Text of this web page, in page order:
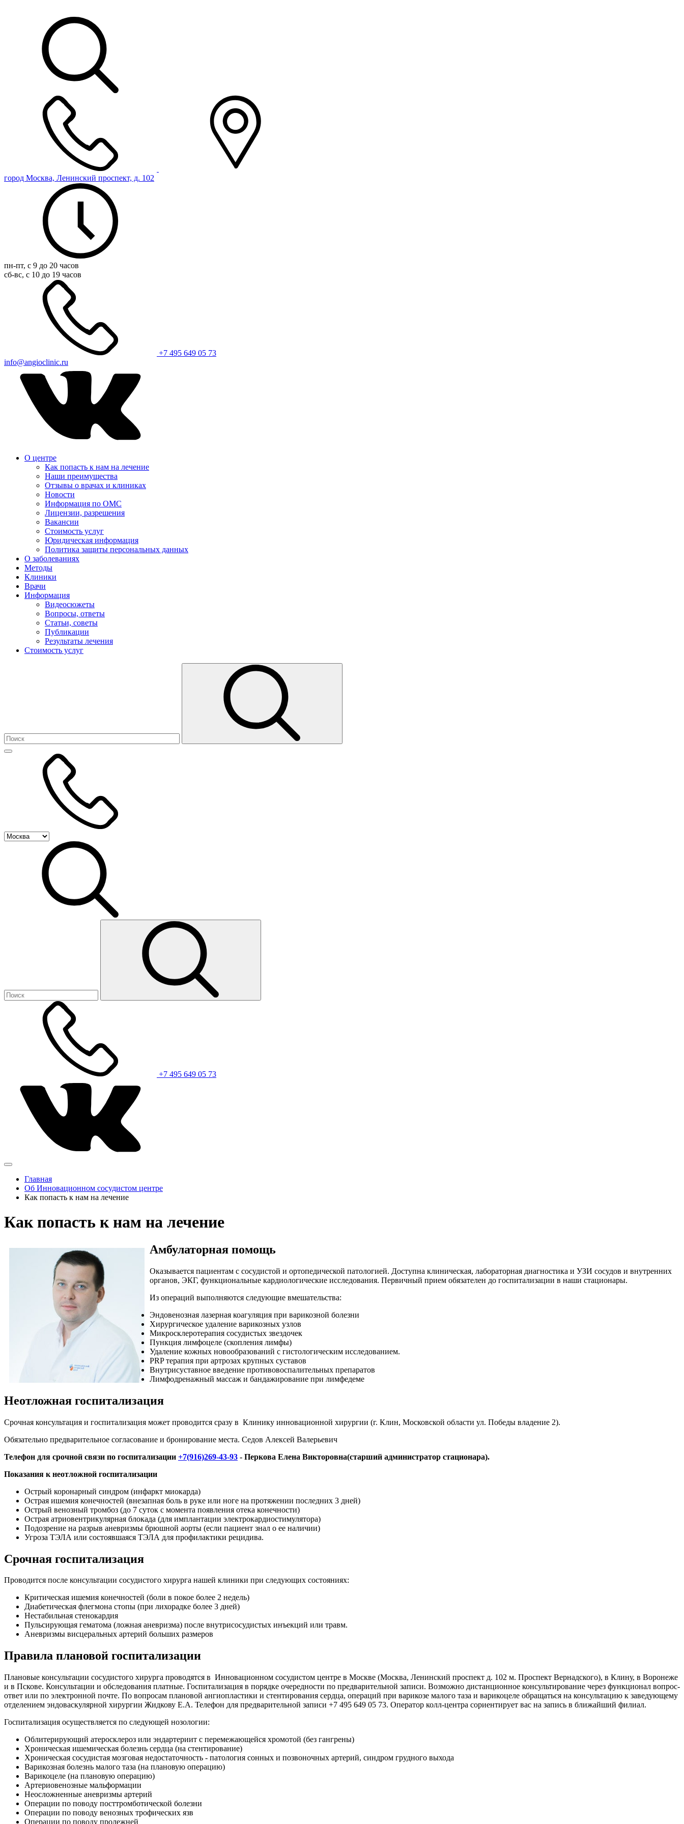
город Москва, Ленинский проспект, д. 102
пн-пт, с 9 до 20 часов
сб-вс, с 10 до 19 часов
+7 495 649 05 73
info@angioclinic.ru
О центре
Как попасть к нам на лечение
Наши преимущества
Отзывы о врачах и клиниках
Новости
Информация по ОМС
Лицензии, разрешения
Вакансии
Стоимость услуг
Юридическая информация
Политика защиты персональных данных
О заболеваниях
Методы
Клиники
Врачи
Информация
Видеосюжеты
Вопросы, ответы
Статьи, советы
Публикации
Результаты лечения
Стоимость услуг
+7 495 649 05 73
Главная
Об Инновационном сосудистом центре
Как попасть к нам на лечение
Как попасть к нам на лечение
Амбулаторная помощь
Оказывается пациентам с сосудистой и ортопедической патологией. Доступна клиническая, лабораторная диагностика и УЗИ сосудов и внутренних
органов, ЭКГ, функциональные кардиологические исследования. Первичный прием обязателен до госпитализации в наши стационары.
Из операций выполняются следующие вмешательства:
Эндовенозная лазерная коагуляция при варикозной болезни
Хирургическое удаление варикозных узлов
Микросклеротерапия сосудистых звездочек
Пункция лимфоцеле (скопления лимфы)
Удаление кожных новообразований с гистологическим исследованием.
PRP терапия при артрозах крупных суставов
Внутрисуставное введение противовоспалительных препаратов
Лимфодренажный массаж и бандажирование при лимфедеме
Неотложная госпитализация
Срочная консультация и госпитализация может проводится сразу в Клинику инновационной хирургии (г. Клин, Московской области ул. Победы владение 2).
Обязательно предварительное согласование и бронирование места. Седов Алексей Валерьевич
Телефон для срочной связи по госпитализации +7(916)269-43-93 - Перкова Елена Викторовна(старший администратор стационара).
Показания к неотложной госпитализации
Острый коронарный синдром (инфаркт миокарда)
Острая ишемия конечностей (внезапная боль в руке или ноге на протяжении последних 3 дней)
Острый венозный тромбоз (до 7 суток с момента появления отека конечности)
Острая атриовентрикулярная блокада (для имплантации электрокардиостимулятора)
Подозрение на разрыв аневризмы брюшной аорты (если пациент знал о ее наличии)
Угроза ТЭЛА или состоявшаяся ТЭЛА для профилактики рецидива.
Срочная госпитализация
Проводится после консультации сосудистого хирурга нашей клиники при следующих состояниях:
Критическая ишемия конечностей (боли в покое более 2 недель)
Диабетическая флегмона стопы (при лихорадке более 3 дней)
Нестабильная стенокардия
Пульсирующая гематома (ложная аневризма) после внутрисосудистых инъекций или травм.
Аневризмы висцеральных артерий больших размеров
Правила плановой госпитализации
Плановые консультации сосудистого хирурга проводятся в Инновационном сосудистом центре в Москве (Москва, Ленинский проспект д. 102 м. Проспект Вернадского), в Клину, в Воронеже
и в Пскове. Консультации и обследования платные. Госпитализация в порядке очередности по предварительной записи. Возможно дистанционное консультирование через функционал вопрос-
ответ или по электронной почте. По вопросам плановой ангиопластики и стентирования сердца, операций при варикозе малого таза и варикоцеле обращаться на консультацию к заведующему
отделением эндоваскулярной хирургии Жидкову Е.А. Телефон для предварительной записи +7 495 649 05 73. Оператор колл-центра сориентирует вас на запись в ближайший филиал.
Госпитализация осуществляется по следующей нозологии:
Облитерирующий атеросклероз или эндартериит с перемежающейся хромотой (без гангрены)
Хроническая ишемическая болезнь сердца (на стентирование)
Хроническая сосудистая мозговая недостаточность - патология сонных и позвоночных артерий, синдром грудного выхода
Варикозная болезнь малого таза (на плановую операцию)
Варикоцеле (на плановую операцию)
Артериовенозные мальформации
Неосложненные аневризмы артерий
Операции по поводу посттромботической болезни
Операции по поводу венозных трофических язв
Операции по поводу пролежней